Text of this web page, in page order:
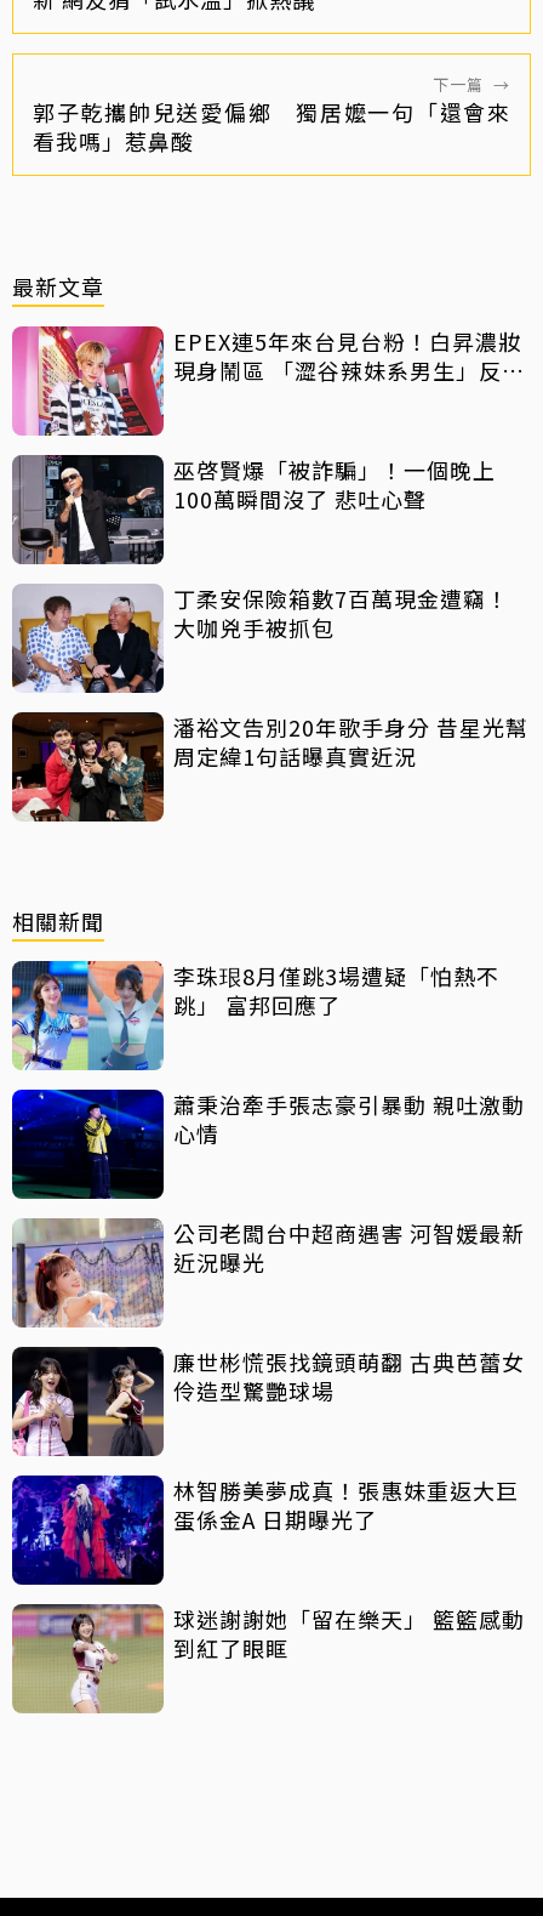
下一篇 →
郭子乾攜帥兒送愛偏鄉 獨居嬤一句「還會來
看我嗎」惹鼻酸
最新文章
EPEX連5年來台見台粉！白昇濃妝
現身鬧區 「澀谷辣妹系男生」反差
巫啓賢爆「被詐騙」！一個晚上
100萬瞬間沒了 悲吐心聲
丁柔安保險箱數7百萬現金遭竊！
大咖兇手被抓包
潘裕文告別20年歌手身分 昔星光幫
周定緯1句話曝真實近況
相關新聞
李珠珢8月僅跳3場遭疑「怕熱不
跳」 富邦回應了
蕭秉治牽手張志豪引暴動 親吐激動
心情
公司老闆台中超商遇害 河智媛最新
近況曝光
廉世彬慌張找鏡頭萌翻 古典芭蕾女
伶造型驚艷球場
林智勝美夢成真！張惠妹重返大巨
蛋係金A 日期曝光了
球迷謝謝她「留在樂天」 籃籃感動
到紅了眼眶